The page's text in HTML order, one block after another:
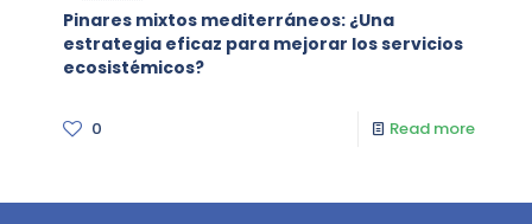
Pinares mixtos mediterráneos: ¿Una
estrategia eficaz para mejorar los servicios
ecosistémicos?
0 Read more